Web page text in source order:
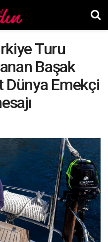
Turu
Başak
Dünya Emekçi